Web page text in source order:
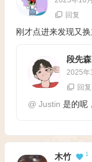
回复
刚才点进来发现又
段先森
2025年
回复
@ Justin 是的呢
木竹 1